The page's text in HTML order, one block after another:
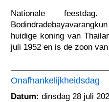
Nationale feestdag.
huidige koning van
juli 1952 en is de zoon
Onafhankelijkheidsdag
Datum: dinsdag 28 juli